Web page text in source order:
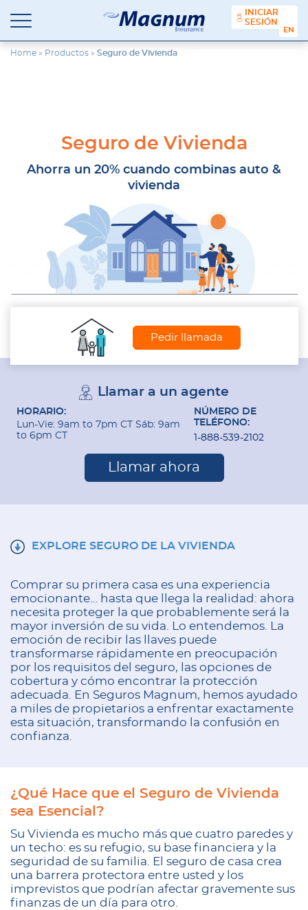
contenido
Seguros
Magnum
Agencia
de
INICIAR
SESIÓN
Home » Productos » Seguro de Vivienda
Seguro de Vivienda
Ahorra un 20% cuando combinas auto &
vivienda
Pedir llamada
Llamar a un agente
HORARIO:
Lun-Vie: 9am to 7pm CT Sáb: 9am
to 6pm CT
NÚMERO DE
TELÉFONO:
1-888-539-2102
Llamar ahora
EXPLORE SEGURO DE LA VIVIENDA
Comprar su primera casa es una experiencia
emocionante… hasta que llega la realidad: ahora
necesita proteger la que probablemente será la
mayor inversión de su vida. Lo entendemos. La
emoción de recibir las llaves puede
transformarse rápidamente en preocupación
por los requisitos del seguro, las opciones de
cobertura y cómo encontrar la protección
adecuada. En Seguros Magnum, hemos ayudado
a miles de propietarios a enfrentar exactamente
esta situación, transformando la confusión en
confianza.
¿Qué Hace que el Seguro de Vivienda
sea Esencial?
Su Vivienda es mucho más que cuatro paredes y
un techo: es su refugio, su base financiera y la
seguridad de su familia. El seguro de casa crea
una barrera protectora entre usted y los
imprevistos que podrían afectar gravemente sus
finanzas de un día para otro.